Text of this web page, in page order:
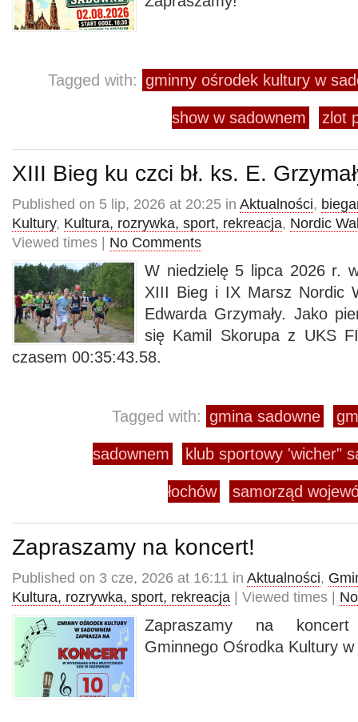
Tagged with: gminny ośrodek kultury w
show w sadownem zlot
XIII Bieg ku czci bł. ks. E.
Published on 5 lip, 2026 at 20:25 in Aktualności,
Kultury, Kultura, rozrywka, sport, rekreacja, Nordic
Viewed times | No Comments
W niedzielę 5 lipca 2026 r.
XIII Bieg i IX Marsz Nordic
Edwarda Grzymały. Jako
się Kamil Skorupa z UKS
czasem 00:35:43.58.
Tagged with: gmina sadowne
sadownem klub sportowy 'wicher"
łochów samorząd
Zapraszamy na koncert!
Published on 3 cze, 2026 at 16:11 in Aktualności,
Kultura, rozrywka, sport, rekreacja | Viewed times |
Zapraszamy na koncert
Gminnego Ośrodka Kultury